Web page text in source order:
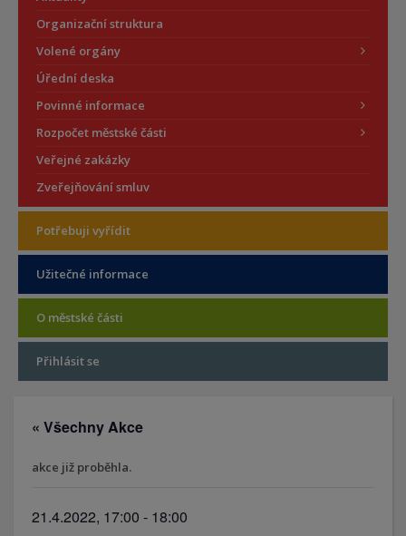
Organizační struktura
Volené orgány
Úřední deska
Povinné informace
Rozpočet městské části
Veřejné zakázky
Zveřejňování smluv
Potřebuji vyřídit
Užitečné informace
O městské části
Přihlásit se
« Všechny Akce
akce již proběhla.
21.4.2022, 17:00 - 18:00